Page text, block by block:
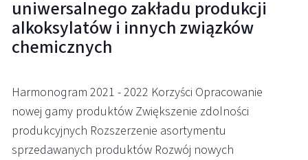
uniwersalnego zakładu produkcji
alkoksylatów i innych związków
chemicznych
Harmonogram 2021 - 2022 Korzyści Opracowanie
nowej gamy produktów Zwiększenie zdolności
produkcyjnych Rozszerzenie asortymentu
sprzedawanych produktów Rozwój nowych